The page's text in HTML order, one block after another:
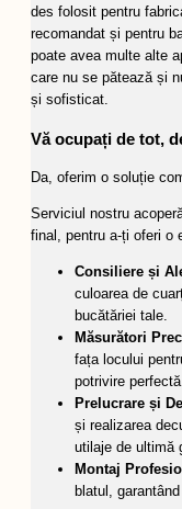
des folosit pentru
recomandat și pentru
poate avea multe alte
care nu se pătează și
și sofisticat.
Vă ocupați de tot,
Da, oferim o soluție
Serviciul nostru
final, pentru a-ți oferi o
Consiliere și
culoarea de
bucătăriei tale.
Măsurători
fața locului
potrivire perfectă.
Prelucrare și
și realizarea
utilaje de ultimă
Montaj
blatul,